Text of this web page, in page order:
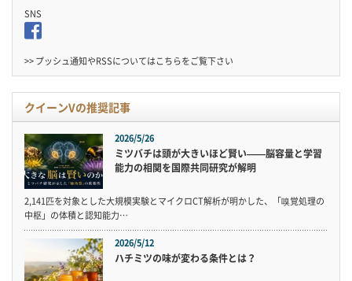
SNS
>> プッシュ通知やRSSについてはこちらをご覧下さい
クイーンVの推奨記事
2026/5/26
ミツバチは頭が大きいほど賢い——脳容量と学習
能力の相関を国際共同研究が解明
2,141匹を対象とした大規模実験とマイクロCT解析が明かした、「嗅覚処理の
中枢」の体積と認知能力…
2026/5/12
ハチミツの味が変わる条件とは？